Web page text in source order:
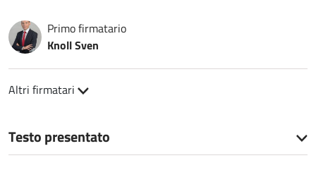
Primo firmatario
Knoll Sven
Altri firmatari
Testo presentato